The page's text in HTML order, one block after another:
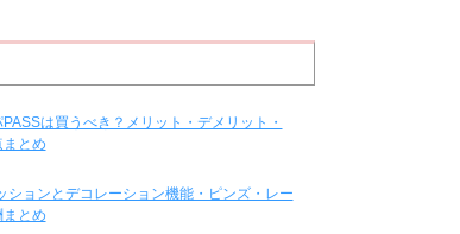
PASSは買うべき？メリット・デメリット・
とめ
ションとデコレーション機能・ピンズ・レー
まとめ